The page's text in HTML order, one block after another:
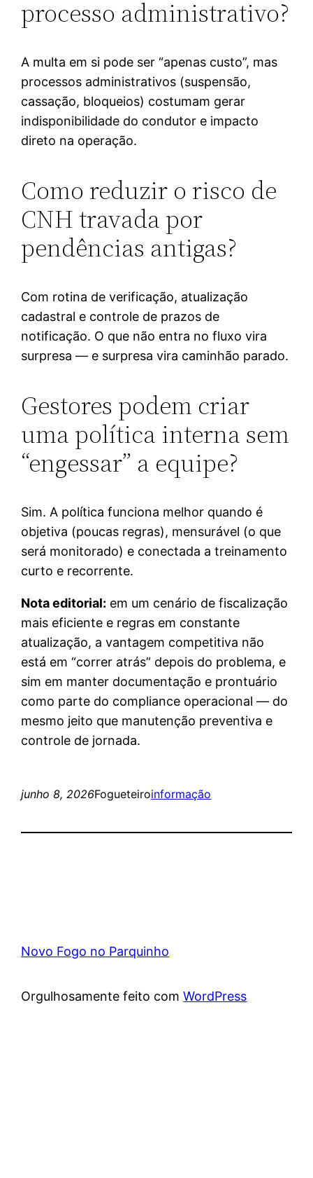
processo administrativo?
A multa em si pode ser “apenas custo”, mas
processos administrativos (suspensão,
cassação, bloqueios) costumam gerar
indisponibilidade do condutor e impacto
direto na operação.
Como reduzir o risco de
CNH travada por
pendências antigas?
Com rotina de verificação, atualização
cadastral e controle de prazos de
notificação. O que não entra no fluxo vira
surpresa — e surpresa vira caminhão parado.
Gestores podem criar
uma política interna sem
“engessar” a equipe?
Sim. A política funciona melhor quando é
objetiva (poucas regras), mensurável (o que
será monitorado) e conectada a treinamento
curto e recorrente.
Nota editorial: em um cenário de fiscalização
mais eficiente e regras em constante
atualização, a vantagem competitiva não
está em “correr atrás” depois do problema, e
sim em manter documentação e prontuário
como parte do compliance operacional — do
mesmo jeito que manutenção preventiva e
controle de jornada.
junho 8, 2026Fogueteiroinformação
Novo Fogo no Parquinho
Orgulhosamente feito comWordPress